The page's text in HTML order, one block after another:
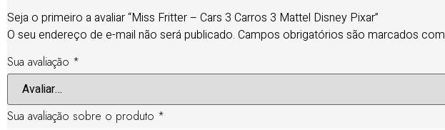
Seja o primeiro a avaliar “Miss Fritter – Cars 3 Carros 3 Mattel Disney Pixar”
O seu endereço de e-mail não será publicado. Campos obrigatórios são marcados com
Sua avaliação *
Sua avaliação sobre o produto *